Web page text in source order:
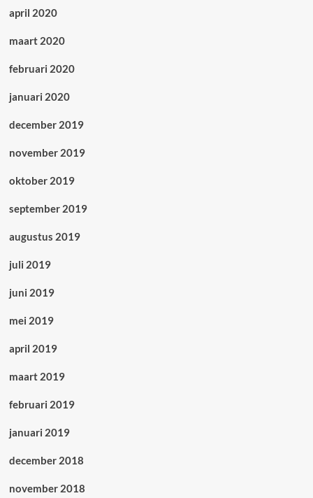
april 2020
maart 2020
februari 2020
januari 2020
december 2019
november 2019
oktober 2019
september 2019
augustus 2019
juli 2019
juni 2019
mei 2019
april 2019
maart 2019
februari 2019
januari 2019
december 2018
november 2018